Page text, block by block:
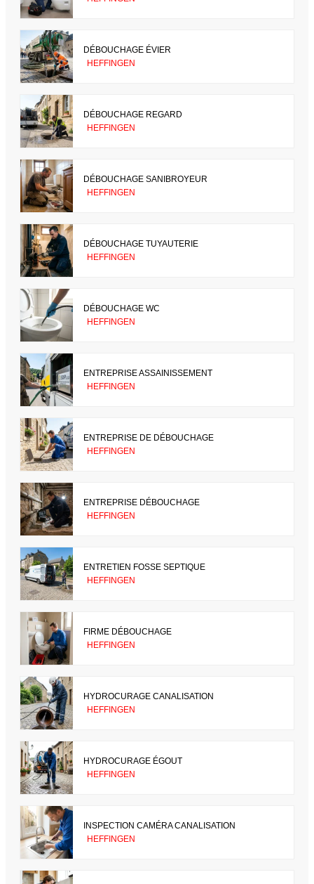
DÉBOUCHAGE ÉVIER
HEFFINGEN
DÉBOUCHAGE REGARD
HEFFINGEN
DÉBOUCHAGE SANIBROYEUR
HEFFINGEN
DÉBOUCHAGE TUYAUTERIE
HEFFINGEN
DÉBOUCHAGE WC
HEFFINGEN
ENTREPRISE ASSAINISSEMENT
HEFFINGEN
ENTREPRISE DE DÉBOUCHAGE
HEFFINGEN
ENTREPRISE DÉBOUCHAGE
HEFFINGEN
ENTRETIEN FOSSE SEPTIQUE
HEFFINGEN
FIRME DÉBOUCHAGE
HEFFINGEN
HYDROCURAGE CANALISATION
HEFFINGEN
HYDROCURAGE ÉGOUT
HEFFINGEN
INSPECTION CAMÉRA CANALISATION
HEFFINGEN